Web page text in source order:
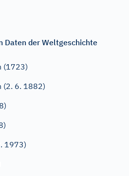
Daten der Weltgeschichte
(1723)
(2. 6. 1882)
1973)